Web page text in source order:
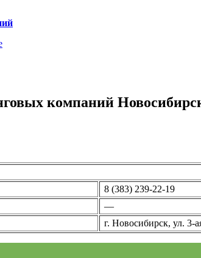
компаний
8 (383) 239-22-19
—
г. Новосибирск, ул. 3-